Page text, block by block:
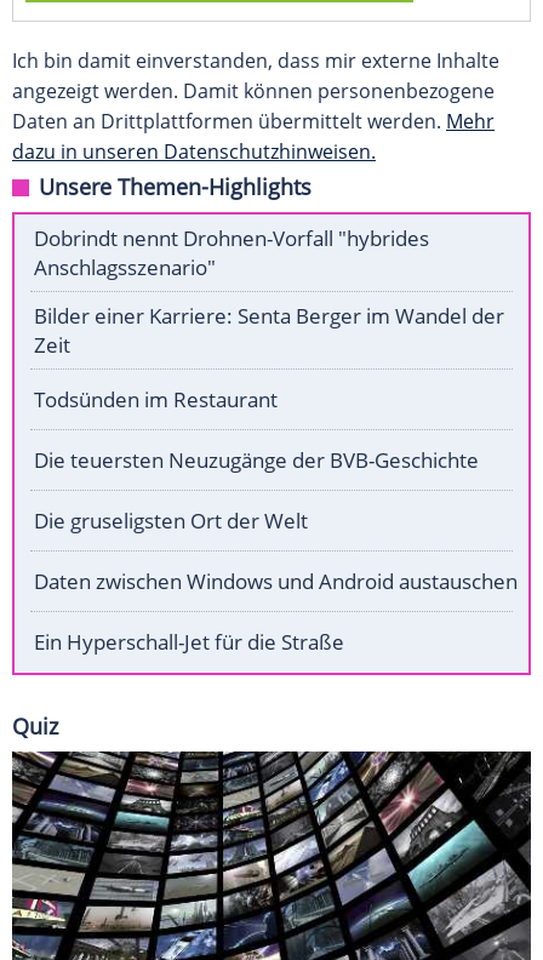
Ich bin damit einverstanden, dass mir externe Inhalte
angezeigt werden. Damit können personenbezogene
Daten an Drittplattformen übermittelt werden. Mehr
dazu in unseren Datenschutzhinweisen.
Unsere Themen-Highlights
Dobrindt nennt Drohnen-Vorfall "hybrides
Anschlagsszenario"
Bilder einer Karriere: Senta Berger im Wandel der
Zeit
Todsünden im Restaurant
Die teuersten Neuzugänge der BVB-Geschichte
Die gruseligsten Ort der Welt
Daten zwischen Windows und Android austauschen
Ein Hyperschall-Jet für die Straße
Quiz